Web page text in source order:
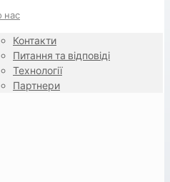
нас
Контакти
Питання та відповіді
Технології
Партнери